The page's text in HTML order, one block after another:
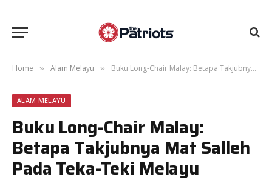
Home » Alam Melayu » Buku Long-Chair Malay: Betapa Takjubnya Mat Salleh Pada Teka-Teki Melayu
ALAM MELAYU
Buku Long-Chair Malay:
Betapa Takjubnya Mat Salleh
Pada Teka-Teki Melayu